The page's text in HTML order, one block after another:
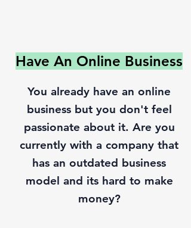
Have An Online Business
You already have an online
business but you don't feel
passionate about it. Are you
currently with a company that
has an outdated business
model and its hard to make
money?